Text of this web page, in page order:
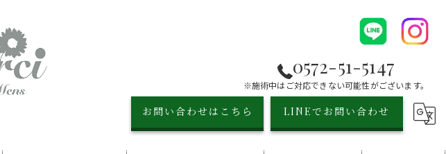
0572-51-5147
※施術中はご対応できない可能性がございます。
お問い合わせはこちら LINEでお問い合わせ